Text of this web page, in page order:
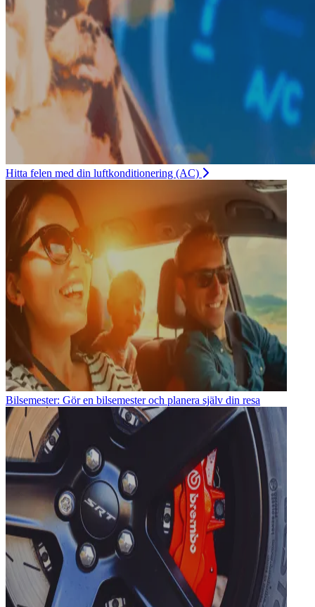
Hitta felen med din luftkonditionering (AC)
Bilsemester: Gör en bilsemester och planera själv din resa